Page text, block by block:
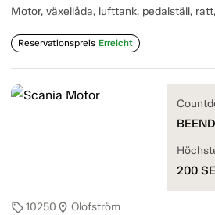
Motor, växellåda, lufttank, pedalställ,
Reservationspreis Erreicht
sell10250 location_on Olofström
200